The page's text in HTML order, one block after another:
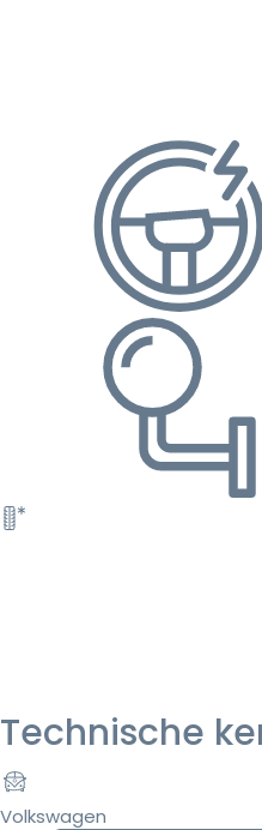
Technische
Volkswagen